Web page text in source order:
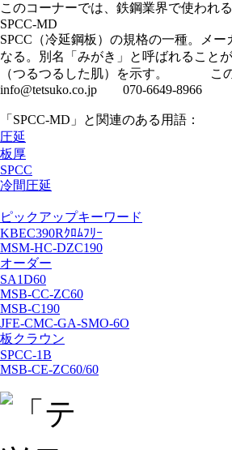
このコーナーでは、鉄鋼業界で使われ
SPCC-MD
SPCC（冷延鋼板）の規格の一種。メ
なる。別名「みがき」と呼ばれること
（つるつるした肌）を示す。 この
info@tetsuko.co.jp 070-6649-8966
「SPCC-MD」と関連のある用語：
圧延
板厚
SPCC
冷間圧延
ピックアップキーワード
KBEC390Rｸﾛﾑﾌﾘｰ
MSM-HC-DZC190
オーダー
SA1D60
MSB-CC-ZC60
MSB-C190
JFE-CMC-GA-SMO-6O
板クラウン
SPCC-1B
MSB-CE-ZC60/60